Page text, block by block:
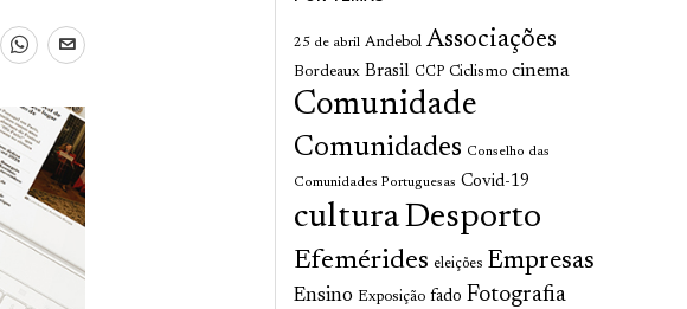
25 de abril Andebol Associações
Bordeaux Brasil CCP Ciclismo cinema
Comunidade
Comunidades Conselho das
Comunidades Portuguesas Covid-19
culturaDesporto
Efemérides eleições Empresas
Ensino Exposição fado Fotografia